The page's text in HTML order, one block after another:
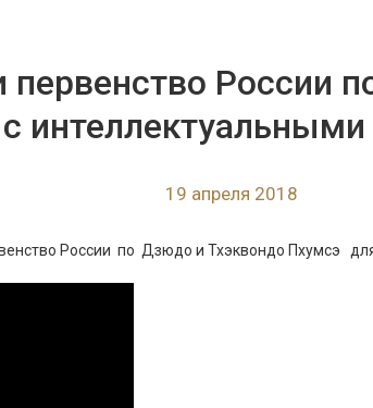
первенство России
19 апреля 2018
России по Дзюдо и Тхэквондо Пхумсэ